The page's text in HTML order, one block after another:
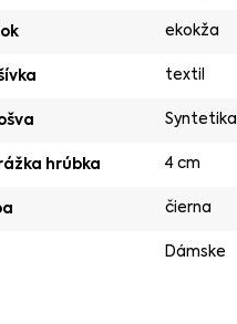
ekokža
textil
Syntetika
hrúbka 4 cm
čierna
Dámske